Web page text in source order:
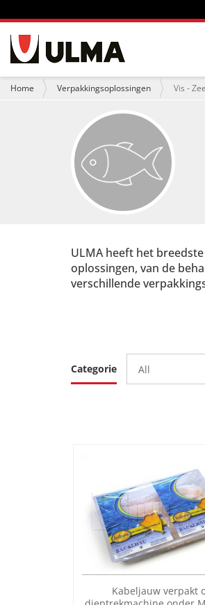
i
U
Home Verpakkingsoplossingen Vis -
ULMA heeft het
oplossingen, van de
verschillende
Categorie
Kabeljauw verpakt